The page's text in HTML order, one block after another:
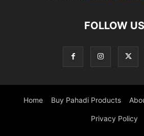
FOLLOW US
Home Buy Pahadi Products
Privacy Policy